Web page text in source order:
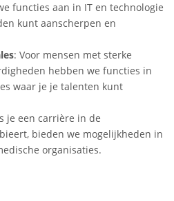
functies aan in IT en technologie
kunt aanscherpen en
: Voor mensen met sterke
hebben we functies in
waar je je talenten kunt
je een carrière in de
bieden we mogelijkheden in
organisaties.